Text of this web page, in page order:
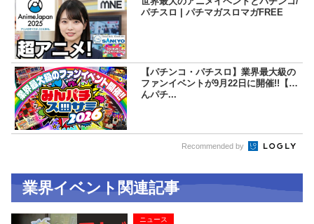
パチスロ | パチマガスロマガFREE
【パチンコ・パチスロ】業界最大級の
ファンイベントが9月22日に開催!!【み
んパチ...
Recommended by
業界イベント関連記事
ニュース